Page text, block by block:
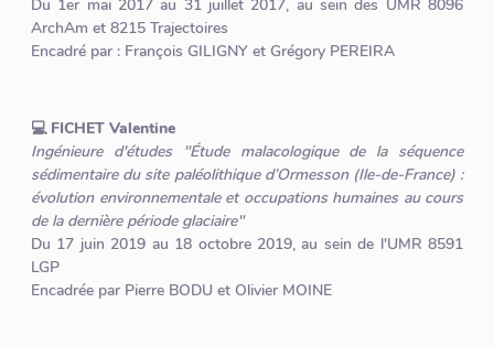
Du 1er mai 2017 au 31 juillet 2017, au sein des UMR 8096
ArchAm et 8215 Trajectoires
Encadré par : François GILIGNY et Grégory PEREIRA
💻 FICHET Valentine
Ingénieure d'études "Étude malacologique de la séquence
sédimentaire du site paléolithique d’Ormesson (Ile-de-France) :
évolution environnementale et occupations humaines au cours
de la dernière période glaciaire"
Du 17 juin 2019 au 18 octobre 2019, au sein de l'UMR 8591
LGP
Encadrée par Pierre BODU et Olivier MOINE